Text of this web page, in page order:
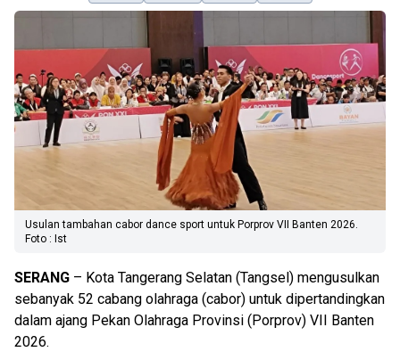
Usulan tambahan cabor dance sport untuk Porprov VII Banten 2026.
Foto : Ist
SERANG – Kota Tangerang Selatan (Tangsel) mengusulkan
sebanyak 52 cabang olahraga (cabor) untuk dipertandingkan
dalam ajang Pekan Olahraga Provinsi (Porprov) VII Banten
2026.